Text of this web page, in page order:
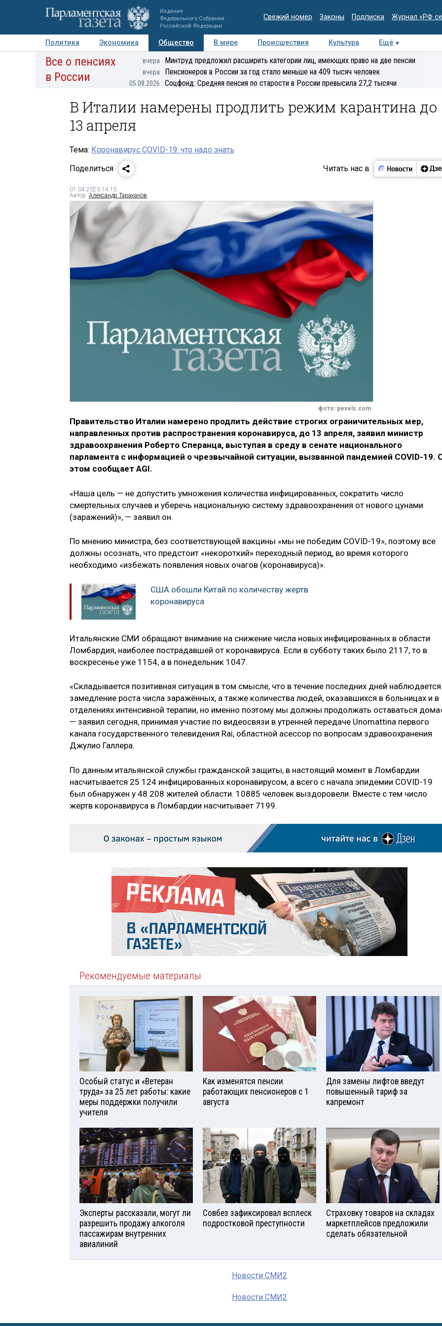
Издание
Федерального Собрания
Российской Федерации
Свежий номер Законы Подписка Журнал «РФ
Политика Экономика Общество В мире Происшествия Культура
Ещё
Авторы Персоны Мнения Регионы Медиацентр Интервью Колумнисты
Все о пенсиях
в России
вчера Минтруд предложил расширить категории лиц, имеющих право на две пенсии
вчера Пенсионеров в России за год стало меньше на 409 тысяч человек
05.08.2026 Соцфонд: Средняя пенсия по старости в России превысила 27,2 тысячи
В Италии намерены продлить режим карантина до
13 апреля
Тема: Коронавирус COVID-19: что надо знать
Поделиться
Читать нас в
01.04.2020 14:15
Автор: Александр Тараканов
фото: pexels.com
Правительство Италии намерено продлить действие строгих ограничительных мер,
направленных против распространения коронавируса, до 13 апреля, заявил министр
здравоохранения Роберто Сперанца, выступая в среду в сенате национального
парламента с информацией о чрезвычайной ситуации, вызванной пандемией COVID-19.
этом сообщает AGI.
«Наша цель — не допустить умножения количества инфицированных, сократить число
смертельных случаев и уберечь национальную систему здравоохранения от нового цунами
(заражений)», — заявил он.
По мнению министра, без соответствующей вакцины «мы не победим COVID-19», поэтому все
должны осознать, что предстоит «некороткий» переходный период, во время которого
необходимо «избежать появления новых очагов (коронавируса)».
США обошли Китай по количеству жертв
коронавируса
Итальянские СМИ обращают внимание на снижение числа новых инфицированных в области
Ломбардия, наиболее пострадавшей от коронавируса. Если в субботу таких было 2117, то в
воскресенье уже 1154, а в понедельник 1047.
«Складывается позитивная ситуация в том смысле, что в течение последних дней наблюдается
замедление роста числа заражённых, а также количества людей, оказавшихся в больницах и в
отделениях интенсивной терапии, но именно поэтому мы должны продолжать оставаться
— заявил сегодня, принимая участие по видеосвязи в утренней передаче Unomattina первого
канала государственного телевидения Rai, областной асессор по вопросам здравоохранения
Джулио Галлера.
По данным итальянской службы гражданской защиты, в настоящий момент в Ломбардии
насчитывается 25 124 инфицированных коронавирусом, а всего с начала эпидемии COVID-19
был обнаружен у 48 208 жителей области. 10885 человек выздоровели. Вместе с тем число
жертв коронавируса в Ломбардии насчитывает 7199.
Рекомендуемые материалы
Особый статус и «Ветеран
труда» за 25 лет работы: какие
меры поддержки получили
учителя
Как изменятся пенсии
работающих пенсионеров с 1
августа
Для замены лифтов введут
повышенный тариф за
капремонт
Эксперты рассказали, могут ли
разрешить продажу алкоголя
пассажирам внутренних
авиалиний
Совбез зафиксировал всплеск
подростковой преступности
Страховку товаров на складах
маркетплейсов предложили
сделать обязательной
Новости СМИ2
Новости СМИ2